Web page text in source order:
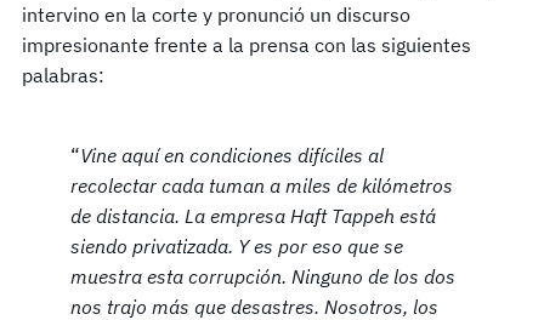
intervino en la corte y pronunció un discurso
impresionante frente a la prensa con las siguientes
palabras:
“Vine aquí en condiciones difíciles al
recolectar cada tuman a miles de kilómetros
de distancia. La empresa Haft Tappeh está
siendo privatizada. Y es por eso que se
muestra esta corrupción. Ninguno de los dos
nos trajo más que desastres. Nosotros, los